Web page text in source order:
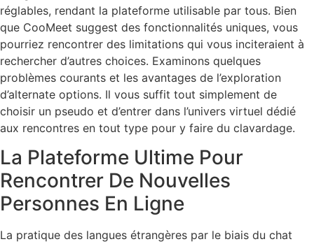
réglables, rendant la plateforme utilisable par tous. Bien
que CooMeet suggest des fonctionnalités uniques, vous
pourriez rencontrer des limitations qui vous inciteraient à
rechercher d’autres choices. Examinons quelques
problèmes courants et les avantages de l’exploration
d’alternate options. Il vous suffit tout simplement de
choisir un pseudo et d’entrer dans l’univers virtuel dédié
aux rencontres en tout type pour y faire du clavardage.
La Plateforme Ultime Pour
Rencontrer De Nouvelles
Personnes En Ligne
La pratique des langues étrangères par le biais du chat